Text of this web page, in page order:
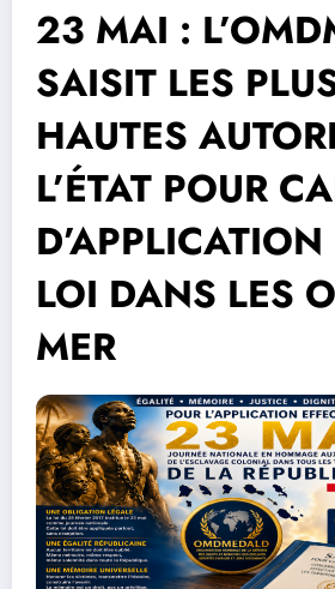
23 MAI :
SAISIT LES
HAUTES
L’ÉTAT POUR
LOI DANS LES
MER